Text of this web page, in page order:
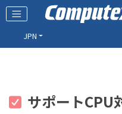
JPN
サポートCPU